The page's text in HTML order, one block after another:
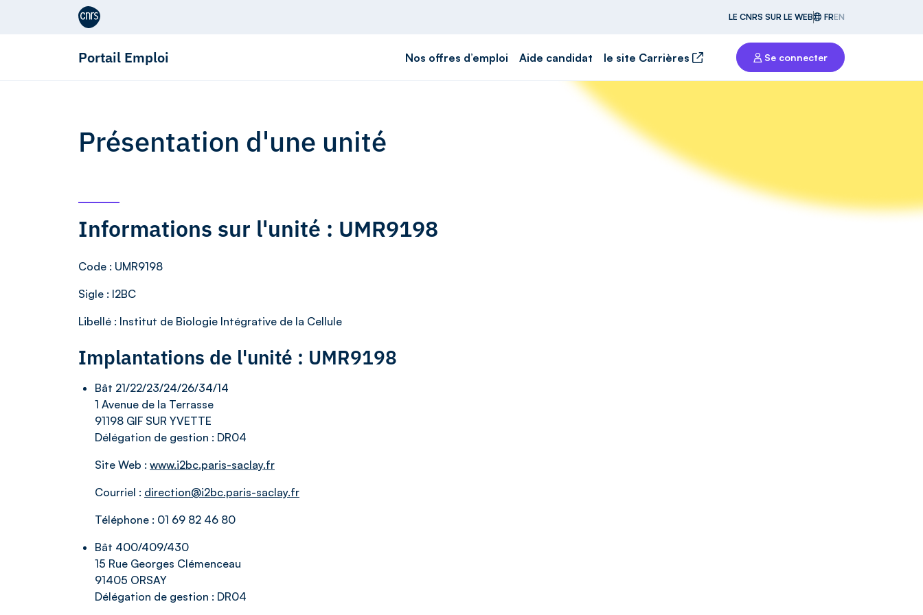
Aller au contenu
LE CNRS SUR LE WEB FREN
Portail Emploi Nos offres d’emploi Aide candidat le site Carrières Se connecter
Présentation d'une unité
Informations sur l'unité : UMR9198
Code : UMR9198
Sigle : I2BC
Libellé : Institut de Biologie Intégrative de la Cellule
Implantations de l'unité : UMR9198
Bât 21/22/23/24/26/34/14
1 Avenue de la Terrasse
91198 GIF SUR YVETTE
Délégation de gestion : DR04
Site Web : www.i2bc.paris-saclay.fr
Courriel : direction@i2bc.paris-saclay.fr
Téléphone : 01 69 82 46 80
Bât 400/409/430
15 Rue Georges Clémenceau
91405 ORSAY
Délégation de gestion : DR04